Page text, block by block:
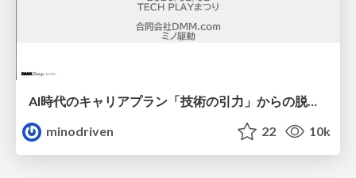
AI時代のキャリアプラン「技術の引力」からの脱出と「問い」へのいざない / tech-gravity
minodriven
22 10k